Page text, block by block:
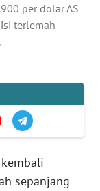
per dolar AS
terlemah
sepanjang